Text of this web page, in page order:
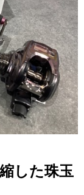
した珠玉